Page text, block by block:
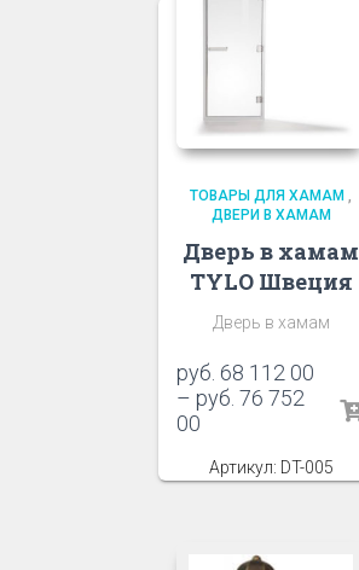
ТОВАРЫ ДЛЯ ХАМАМ ,
ДВЕРИ В ХАМАМ
Дверь в хамам
TYLO Швеция
Дверь в хамам
руб. 68 112 00
– руб. 76 752
00
Артикул: DT-005